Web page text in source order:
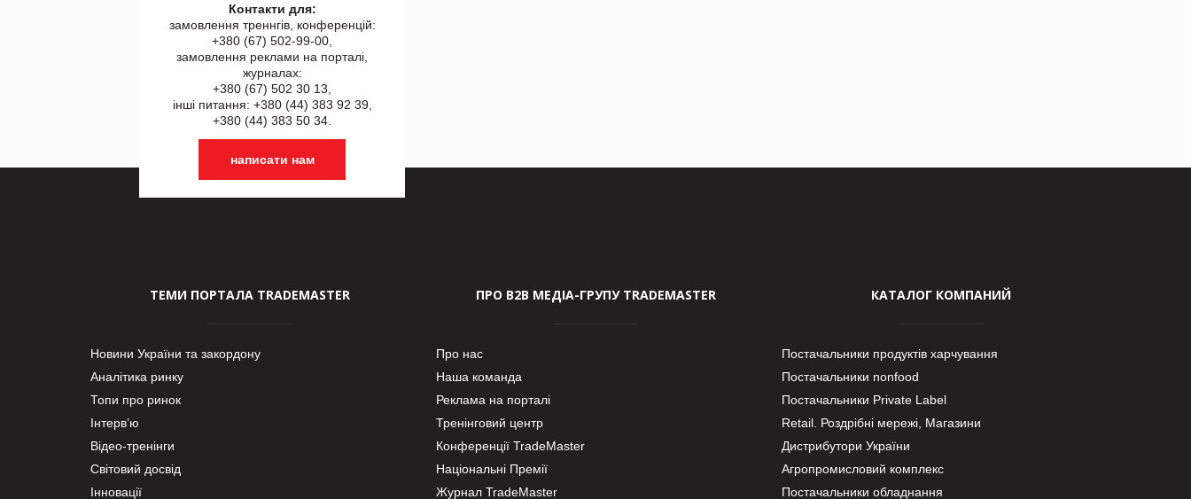
Контакти для:
замовлення треннгів, конференцій:
+380 (67) 502-99-00,
замовлення реклами на порталі,
журналах:
+380 (67) 502 30 13,
інші питання: +380 (44) 383 92 39,
+380 (44) 383 50 34.
написати нам
ТЕМИ ПОРТАЛА TRADEMASTER
Новини України та закордону
Аналітика ринку
Топи про ринок
Інтерв’ю
Відео-тренінги
Світовий досвід
Інновації
ПРО В2В МЕДІА-ГРУПУ TRADEMASTER
Про нас
Наша команда
Реклама на порталі
Тренінговий центр
Конференції TradeMaster
Національні Премії
Журнал TradeMaster
КАТАЛОГ КОМПАНИЙ
Постачальники продуктів харчування
Постачальники nonfood
Постачальники Private Label
Retail. Роздрібні мережі, Магазини
Дистрибутори України
Агропромисловий комплекс
Постачальники обладнання